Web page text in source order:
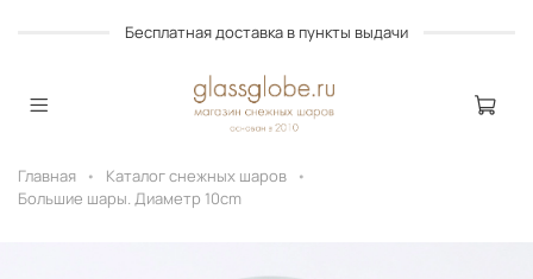
Бесплатная доставка в пункты выдачи
Главная
Каталог снежных шаров
Большие шары. Диаметр 10cm